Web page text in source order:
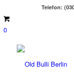
Telefon:
0